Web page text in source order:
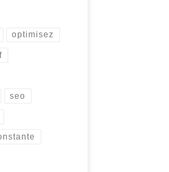
optimisez
seo